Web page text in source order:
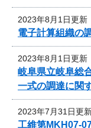
2023年8月1日更新
電子計算組織の
2023年8月1日更新
岐阜県立岐阜総
一式の調達に関
2023年7月31日更
工維第MKH07-